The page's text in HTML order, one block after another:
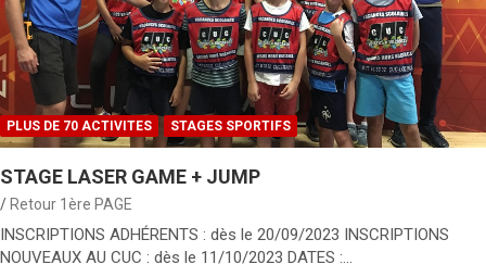
PLUS DE 70 ACTIVITES STAGES SPORTIFS
STAGE LASER GAME + JUMP
Retour 1ère PAGE
INSCRIPTIONS ADHÉRENTS : dès le 20/09/2023 INSCRIPTIONS
NOUVEAUX AU CUC : dès le 11/10/2023 DATES :…